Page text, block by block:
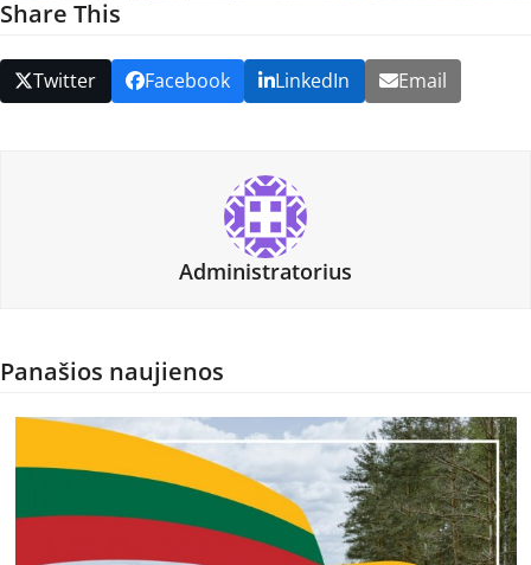
Share This
Twitter Facebook LinkedIn Email
Administratorius
Panašios naujienos